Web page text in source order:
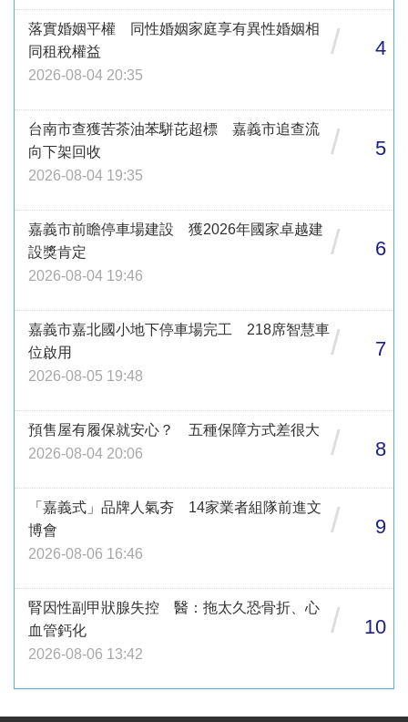
落實婚姻平權 同性婚姻家庭享有異性婚姻相
同租稅權益
2026-08-04 20:35
/ 4
台南市查獲苦茶油苯駢芘超標 嘉義市追查流
向下架回收
2026-08-04 19:35
/ 5
嘉義市前瞻停車場建設 獲2026年國家卓越建
設獎肯定
2026-08-04 19:46
/ 6
嘉義市嘉北國小地下停車場完工 218席智慧車
位啟用
2026-08-05 19:48
/ 7
預售屋有履保就安心？ 五種保障方式差很大
2026-08-04 20:06
/ 8
「嘉義式」品牌人氣夯 14家業者組隊前進文
博會
2026-08-06 16:46
/ 9
腎因性副甲狀腺失控 醫：拖太久恐骨折、心
血管鈣化
2026-08-06 13:42
/ 10